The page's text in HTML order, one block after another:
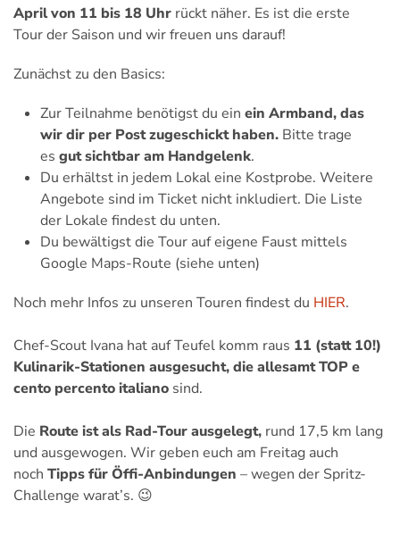
April von 11 bis 18 Uhr rückt näher. Es ist die erste
Tour der Saison und wir freuen uns darauf!
Zunächst zu den Basics:
Zur Teilnahme benötigst du ein ein Armband, das
wir dir per Post zugeschickt haben. Bitte trage
es gut sichtbar am Handgelenk.
Du erhältst in jedem Lokal eine Kostprobe. Weitere
Angebote sind im Ticket nicht inkludiert. Die Liste
der Lokale findest du unten.
Du bewältigst die Tour auf eigene Faust mittels
Google Maps-Route (siehe unten)
Noch mehr Infos zu unseren Touren findest du HIER.
Chef-Scout Ivana hat auf Teufel komm raus 11 (statt 10!)
Kulinarik-Stationen ausgesucht, die allesamt TOPe
cento percento italiano sind.
Die Route ist als Rad-Tour ausgelegt, rund 17,5 km lang
und ausgewogen. Wir geben euch am Freitag auch
noch Tipps für Öffi-Anbindungen – wegen der Spritz-
Challenge warat’s. 😉